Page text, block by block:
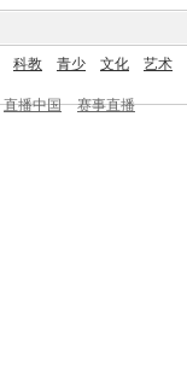
科教 青少 文化 艺术
直播中国
赛事直播